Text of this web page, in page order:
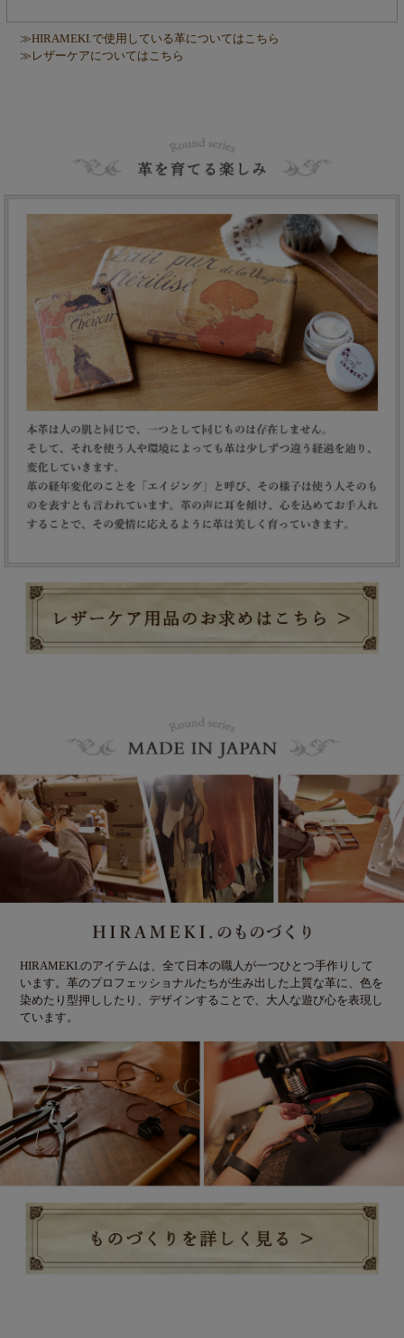
≫HIRAMEKI.で使用している革についてはこちら
≫レザーケアについてはこちら
HIRAMEKI.のアイテムは、全て日本の職人が一つひとつ手作りして
います。革のプロフェッショナルたちが生み出した上質な革に、色を
染めたり型押ししたり、デザインすることで、大人な遊び心を表現し
ています。